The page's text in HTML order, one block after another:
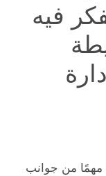
فيه
مهمًا من جوانب